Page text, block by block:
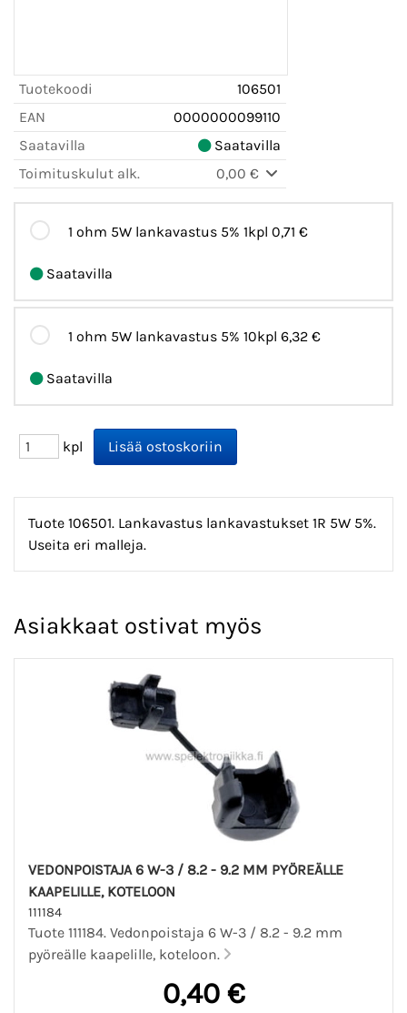
Tuotekoodi
106501
EAN
0000000099110
Saatavilla
Saatavilla
Toimituskulut alk.
0,00 €
1 ohm 5W lankavastus 5% 1kpl 0,71 €
Saatavilla
1 ohm 5W lankavastus 5% 10kpl 6,32 €
Saatavilla
kpl
Tuote 106501. Lankavastus lankavastukset 1R 5W 5%.
Useita eri malleja.
Asiakkaat ostivat myös
VEDONPOISTAJA 6 W-3 / 8.2 - 9.2 MM PYÖREÄLLE
KAAPELILLE, KOTELOON
111184
Tuote 111184. Vedonpoistaja 6 W-3 / 8.2 - 9.2 mm
pyöreälle kaapelille, koteloon.
0,40 €